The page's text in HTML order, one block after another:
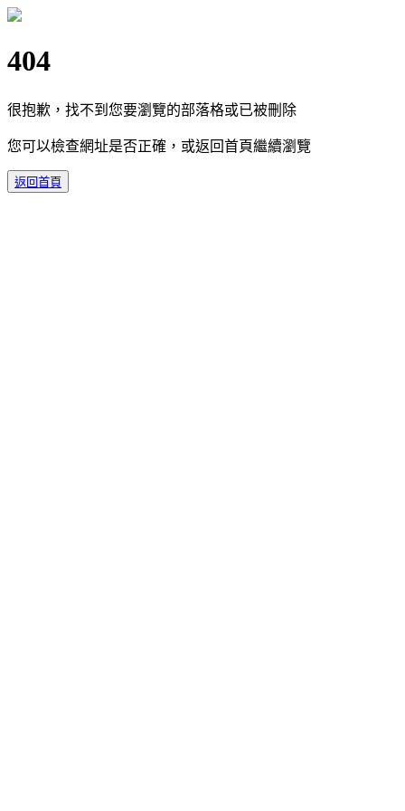
404
很抱歉，找不到您要瀏覽的部落格或已被刪除
您可以檢查網址是否正確，或返回首頁繼續瀏覽
返回首頁